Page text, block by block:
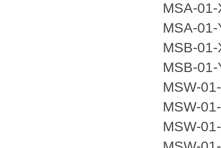
MSA-
MSA-
MSB-
MSB-
MSW-
MSW-
MSW-